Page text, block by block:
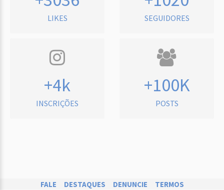
LIKES SEGUIDORES
+4k
INSCRIÇÕES
+100K
POSTS
FALE DESTAQUES DENUNCIE TERMOS